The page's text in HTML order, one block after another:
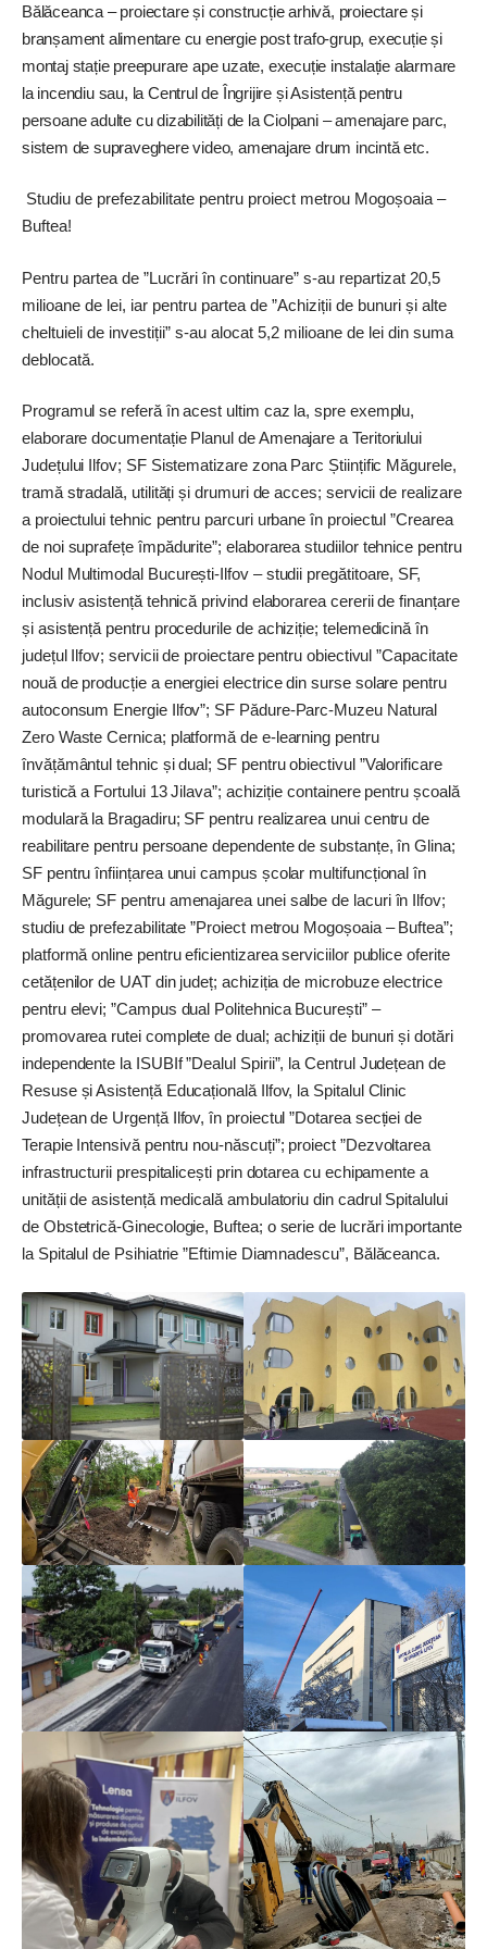
Bălăceanca – proiectare și construcție arhivă, proiectare și
branșament alimentare cu energie post trafo-grup, execuție și
montaj stație preepurare ape uzate, execuție instalație alarmare
la incendiu sau, la Centrul de Îngrijire și Asistență pentru
persoane adulte cu dizabilități de la Ciolpani – amenajare parc,
sistem de supraveghere video, amenajare drum incintă etc.
Studiu de prefezabilitate pentru proiect metrou Mogoșoaia –
Buftea!
Pentru partea de ”Lucrări în continuare” s-au repartizat 20,5
milioane de lei, iar pentru partea de ”Achiziții de bunuri și alte
cheltuieli de investiții” s-au alocat 5,2 milioane de lei din suma
deblocată.
Programul se referă în acest ultim caz la, spre exemplu,
elaborare documentație Planul de Amenajare a Teritoriului
Județului Ilfov; SF Sistematizare zona Parc Științific Măgurele,
tramă stradală, utilități și drumuri de acces; servicii de realizare
a proiectului tehnic pentru parcuri urbane în proiectul ”Crearea
de noi suprafețe împădurite”; elaborarea studiilor tehnice pentru
Nodul Multimodal București-Ilfov – studii pregătitoare, SF,
inclusiv asistență tehnică privind elaborarea cererii de finanțare
și asistență pentru procedurile de achiziție; telemedicină în
județul Ilfov; servicii de proiectare pentru obiectivul ”Capacitate
nouă de producție a energiei electrice din surse solare pentru
autoconsum Energie Ilfov”; SF Pădure-Parc-Muzeu Natural
Zero Waste Cernica; platformă de e-learning pentru
învățământul tehnic și dual; SF pentru obiectivul ”Valorificare
turistică a Fortului 13 Jilava”; achiziție containere pentru școală
modulară la Bragadiru; SF pentru realizarea unui centru de
reabilitare pentru persoane dependente de substanțe, în Glina;
SF pentru înființarea unui campus școlar multifuncțional în
Măgurele; SF pentru amenajarea unei salbe de lacuri în Ilfov;
studiu de prefezabilitate ”Proiect metrou Mogoșoaia – Buftea”;
platformă online pentru eficientizarea serviciilor publice oferite
cetățenilor de UAT din județ; achiziția de microbuze electrice
pentru elevi; ”Campus dual Politehnica București” –
promovarea rutei complete de dual; achiziții de bunuri și dotări
independente la ISUBIf ”Dealul Spirii”, la Centrul Județean de
Resuse și Asistență Educațională Ilfov, la Spitalul Clinic
Județean de Urgență Ilfov, în proiectul ”Dotarea secției de
Terapie Intensivă pentru nou-născuți”; proiect ”Dezvoltarea
infrastructurii prespitalicești prin dotarea cu echipamente a
unității de asistență medicală ambulatoriu din cadrul Spitalului
de Obstetrică-Ginecologie, Buftea; o serie de lucrări importante
la Spitalul de Psihiatrie ”Eftimie Diamnadescu”, Bălăceanca.